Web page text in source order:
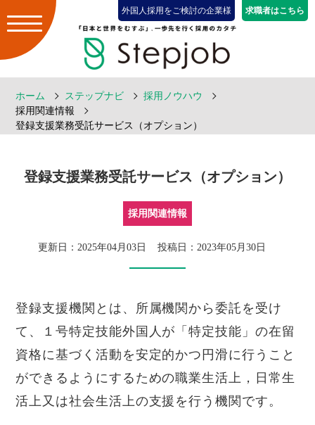
外国人採用をご検討の企業様 求職者はこちら
ホーム ステップナビ
採用ノウハウ
採用関連情報
登録支援業務受託サービス（オプション）
登録支援業務受託サービス（オプション）
採用関連情報
更新日：2025年04月03日 投稿日：2023年05月30日
登録支援機関とは、所属機関から委託を受け
て、１号特定技能外国人が「特定技能」の在留
資格に基づく活動を安定的かつ円滑に行うこと
ができるようにするための職業生活上，日常生
活上又は社会生活上の支援を行う機関です。